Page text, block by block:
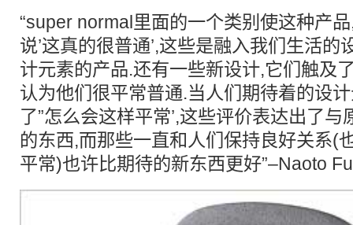
“super normal里面的一个类别使这种产
说’这真的很普通’,这些是融入我们生活的
计元素的产品.还有一些新设计,它们触及
认为他们很平常普通.当人们期待着的设
了”怎么会这样平常’,这些评价表达出了
的东西,而那些一直和人们保持良好关系(
平常)也许比期待的新东西更好”–Naoto